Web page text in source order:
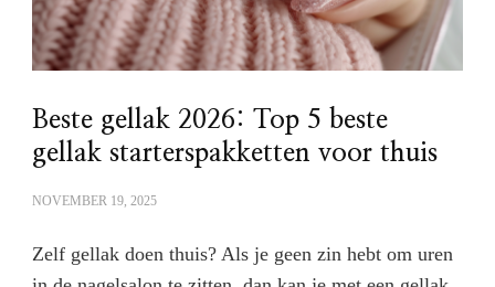
Beste gellak 2026: Top 5 beste
gellak starterspakketten voor thuis
NOVEMBER 19, 2025
Zelf gellak doen thuis? Als je geen zin hebt om uren